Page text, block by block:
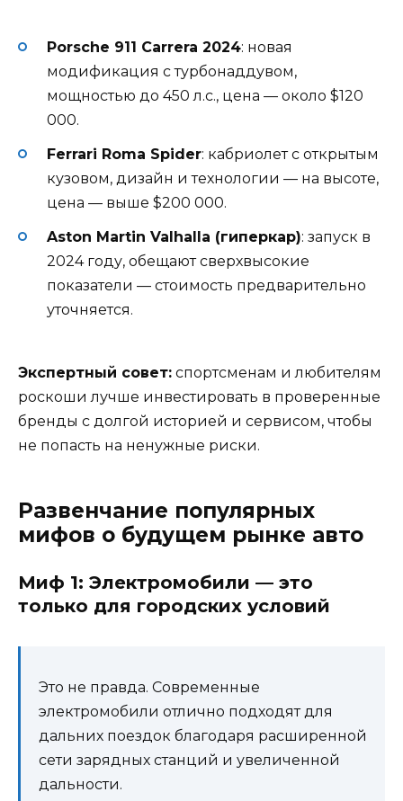
Porsche 911 Carrera 2024: новая
модификация с турбонаддувом,
мощностью до 450 л.с., цена — около $120
000.
Ferrari Roma Spider: кабриолет с открытым
кузовом, дизайн и технологии — на высоте,
цена — выше $200 000.
Aston Martin Valhalla (гиперкар): запуск в
2024 году, обещают сверхвысокие
показатели — стоимость предварительно
уточняется.
Экспертный совет: спортсменам и любителям
роскоши лучше инвестировать в проверенные
бренды с долгой историей и сервисом, чтобы
не попасть на ненужные риски.
Развенчание популярных
мифов о будущем рынке авто
Миф 1: Электромобили — это
только для городских условий
Это не правда. Современные
электромобили отлично подходят для
дальних поездок благодаря расширенной
сети зарядных станций и увеличенной
дальности.